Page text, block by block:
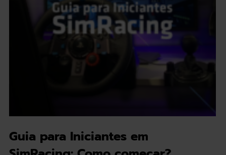
Guia para Iniciantes em